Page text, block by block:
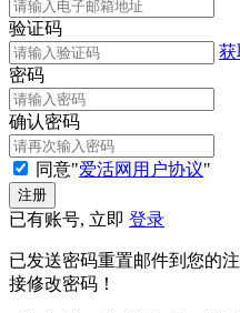
验证码
获
密码
确认密码
同意"爱活网用户协议"
已有账号, 立即 登录
已发送密码重置邮件到您的
接修改密码！